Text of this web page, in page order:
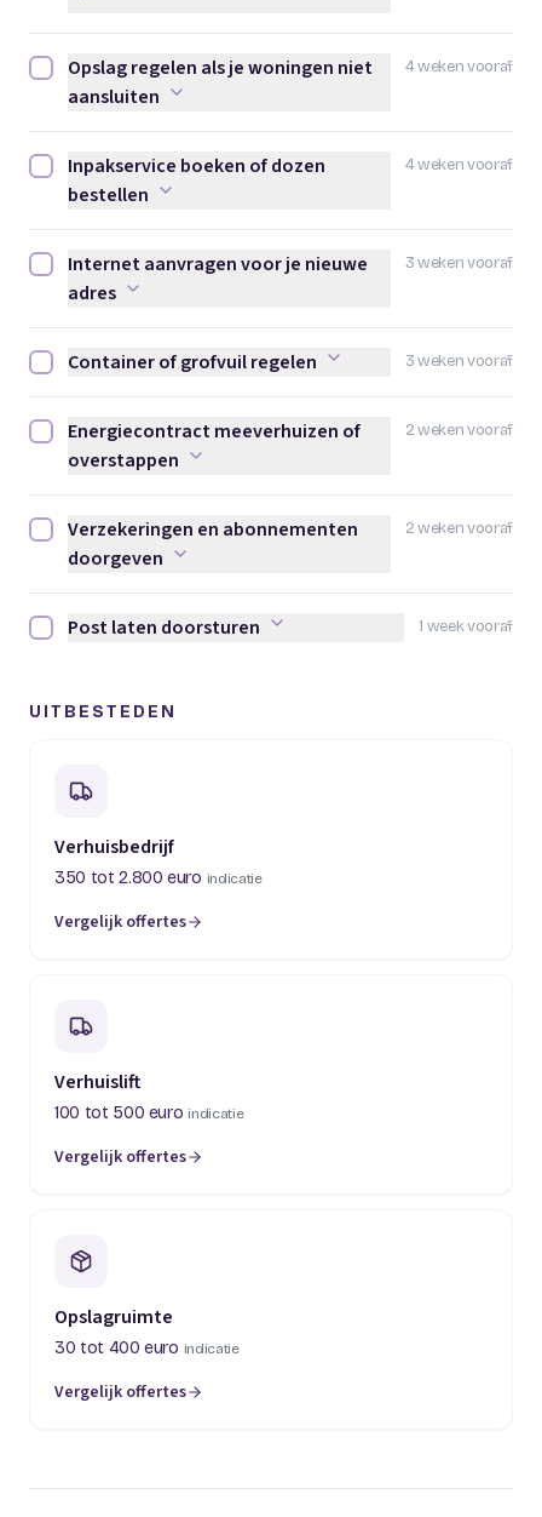
4 weken vooraf
Opslag regelen als je woningen niet aansluiten afvinken
Opslag regelen als je woningen niet
aansluiten
4 weken vooraf
Inpakservice boeken of dozen bestellen afvinken
Inpakservice boeken of dozen
bestellen
3 weken vooraf
Internet aanvragen voor je nieuwe adres afvinken
Internet aanvragen voor je nieuwe
adres
3 weken vooraf
Container of grofvuil regelen afvinken
Container of grofvuil regelen
2 weken vooraf
Energiecontract meeverhuizen of overstappen afvinken
Energiecontract meeverhuizen of
overstappen
2 weken vooraf
Verzekeringen en abonnementen doorgeven afvinken
Verzekeringen en abonnementen
doorgeven
1 week vooraf
Post laten doorsturen afvinken
Post laten doorsturen
UITBESTEDEN
Verhuisbedrijf
350 tot 2.800 euro indicatie
Vergelijk offertes
(opent in een nieuw tabblad)
Verhuislift
100 tot 500 euro indicatie
Vergelijk offertes
(opent in een nieuw tabblad)
Opslagruimte
30 tot 400 euro indicatie
Vergelijk offertes
(opent in een nieuw tabblad)